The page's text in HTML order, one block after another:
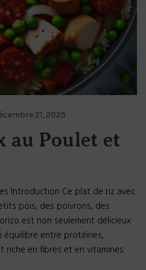
21, 2025
au Poulet et
Introduction Ce plat de riz avec
est non seulement délicieux
équilibre entre protéines,
en fibres et en vitamines